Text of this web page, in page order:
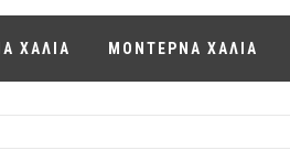
ΧΑΛΙΑ ΜΟΝΤΕΡΝΑ ΧΑΛΙΑ